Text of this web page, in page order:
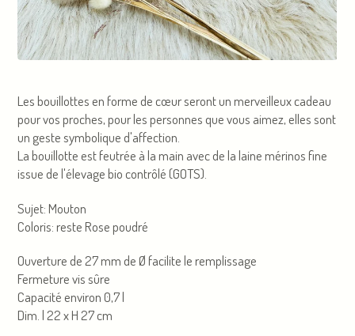
Les bouillottes en forme de cœur seront un merveilleux cadeau
pour vos proches, pour les personnes que vous aimez, elles sont
un geste symbolique d'affection.
La bouillotte est feutrée à la main avec de la laine mérinos fine
issue de l'élevage bio contrôlé (GOTS).
Sujet: Mouton
Coloris: reste Rose poudré
Ouverture de 27 mm de Ø facilite le remplissage
Fermeture vis sûre
Capacité environ 0,7 l
Dim. l 22 x H 27 cm